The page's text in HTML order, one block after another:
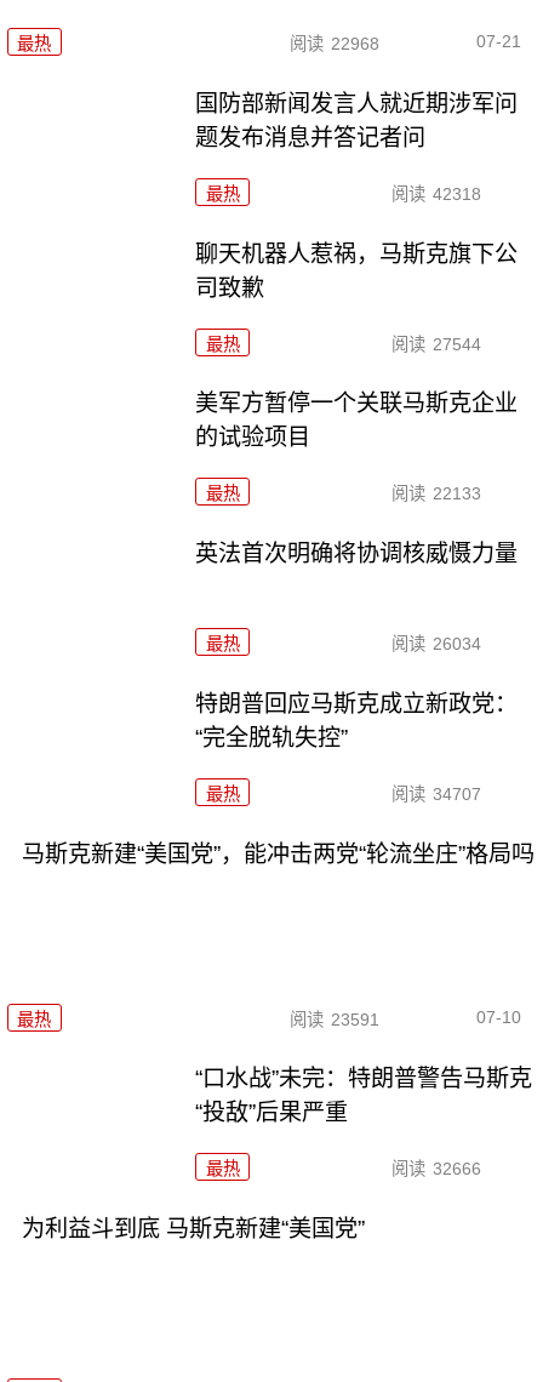
最热 阅读 22968 07-21
国防部新闻发言人就近期涉军问
题发布消息并答记者问
最热 阅读 42318
聊天机器人惹祸，马斯克旗下公
司致歉
最热 阅读 27544
美军方暂停一个关联马斯克企业
的试验项目
最热 阅读 22133
英法首次明确将协调核威慑力量
最热 阅读 26034
特朗普回应马斯克成立新政党：
“完全脱轨失控”
最热 阅读 34707
马斯克新建“美国党”，能冲击两党“轮流坐庄”格局吗
最热 阅读 23591 07-10
“口水战”未完：特朗普警告马斯克
“投敌”后果严重
最热 阅读 32666
为利益斗到底 马斯克新建“美国党”